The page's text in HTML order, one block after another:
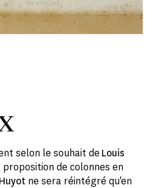
selon le souhait de Louis
de colonnes en
Huyot ne sera réintégré qu'en